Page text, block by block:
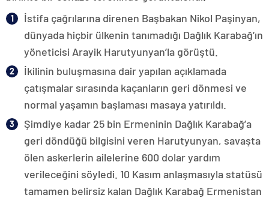
İstifa çağrılarına direnen Başbakan Nikol Paşinyan,
dünyada hiçbir ülkenin tanımadığı Dağlık Karabağ’ın
yöneticisi Arayik Harutyunyan’la görüştü.
İkilinin buluşmasına dair yapılan açıklamada
çatışmalar sırasında kaçanların geri dönmesi ve
normal yaşamın başlaması masaya yatırıldı.
Şimdiye kadar 25 bin Ermeninin Dağlık Karabağ’a
geri döndüğü bilgisini veren Harutyunyan, savaşta
ölen askerlerin ailelerine 600 dolar yardım
verileceğini söyledi. 10 Kasım anlaşmasıyla statüsü
tamamen belirsiz kalan Dağlık Karabağ Ermenistan